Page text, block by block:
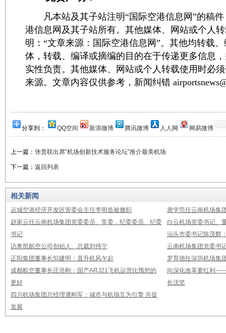
凡本站及其子站注明“国际空港信息网”的稿件
港信息网及其子站所有。其他媒体、网站或个人
明：“文章来源：国际空港信息网”。其他均转载
体，转载、编译或摘编的目的在于传递更多信息
实性负责。其他媒体、网站或个人转载使用时必
来源。文章内容仅供参考，新闻纠错
分享到： QQ空间 新浪微博 腾讯微博 人人网 网易微博
上一篇： 张贵联出席“机场创新技术服务论坛”推介最美机场
下一篇： 返回列表
相关新闻
运城空港经济开发区管委会主任李明造被撤职
唐学范任云南机场集
赵家云任云南机场集团党委委员、常委，纪委委员、纪委
书记
白云机场党委书记、
汕头市委书记陈茂辉
访奥凯航空公司创始人、总裁刘伟宁
云南机场集团党委书
正阳集团董事长邹建明：直升机风乍起
罗育德任深圳机场集
成都航空董事长庄浩刚：国产ARJ21飞机运营比预想的
更好
向深化改革要红利
长沈坚
四川机场集团总经理潘刚军：城市与机场互为引擎 共促
发展